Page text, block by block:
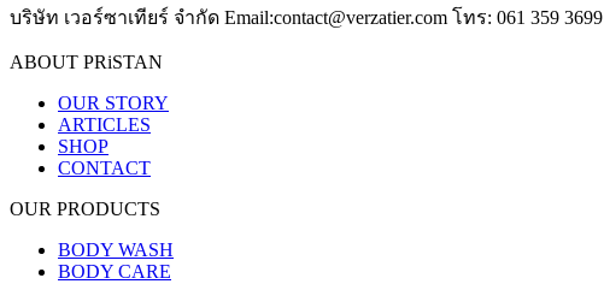
บริษัท เวอร์ซาเทียร์ จำกัด Email:contact@verzatier.com โทร: 061 359 3699
ABOUT PRiSTAN
OUR STORY
ARTICLES
SHOP
CONTACT
OUR PRODUCTS
BODY WASH
BODY CARE